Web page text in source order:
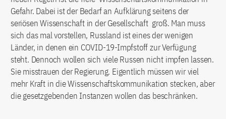
Gefahr. Dabei ist der Bedarf an Aufklärung seitens der
seriösen Wissenschaft in der Gesellschaft groß. Man muss
sich das mal vorstellen, Russland ist eines der wenigen
Länder, in denen ein COVID-19-Impfstoff zur Verfügung
steht. Dennoch wollen sich viele Russen nicht impfen lassen.
Sie misstrauen der Regierung. Eigentlich müssen wir viel
mehr Kraft in die Wissenschaftskommunikation stecken, aber
die gesetzgebenden Instanzen wollen das beschränken.